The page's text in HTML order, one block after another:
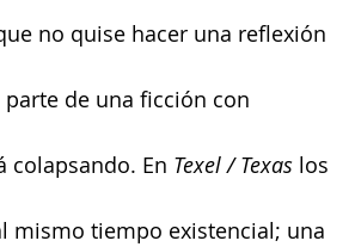
no quise hacer una reflexión
de una ficción con
colapsando. En Texel / Texas los
mismo tiempo existencial; una